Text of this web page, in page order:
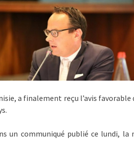
a finalement reçu l’avis favorable
un communiqué publié ce lundi, la